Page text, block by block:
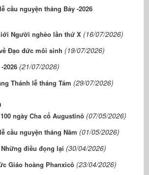
cầu nguyện tháng Bảy -2026
Người nghèo lần thứ X (16/07/2026)
Đạo đức môi sinh (19/07/2026)
2026 (21/07/2026)
Thánh lễ tháng Tám (29/07/2026)
ngày Cha cố Augustinô (07/05/2026)
cầu nguyện tháng Năm (01/05/2026)
điều đọng lại (30/04/2026)
Giáo hoàng Phanxicô (23/04/2026)